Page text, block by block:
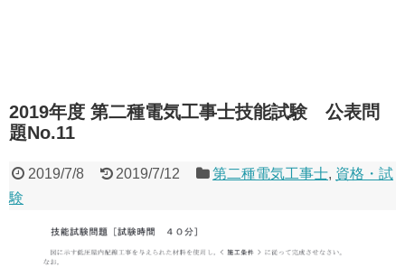
2019年度 第二種電気工事士技能試験 公表問
題No.11
2019/7/8 2019/7/12 第二種電気工事士, 資格・試
験